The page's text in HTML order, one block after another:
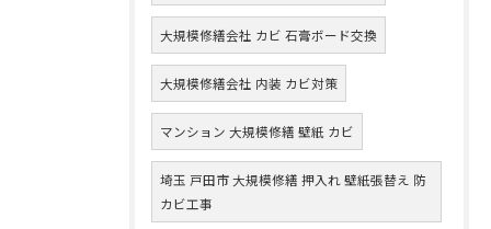
大規模修繕会社 カビ 石膏ボード交換
大規模修繕会社 内装 カビ対策
マンション 大規模修繕 壁紙 カビ
埼玉 戸田市 大規模修繕 押入れ 壁紙張替え 防
カビ工事